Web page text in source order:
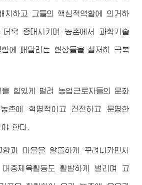
치하고 그들의 핵심적역할에 의거하
욱 증대시키며 농촌에서 과학기술
에 매달리는 현상들을 철저히 극복
을 힘있게 벌려 농업근로자들의 문화
촌에 혁명적이고 건전하고 문명한
한다.
향과 마을을 알뜰하게 꾸려나가면서
대중체육활동도 활발하게 벌리며 고